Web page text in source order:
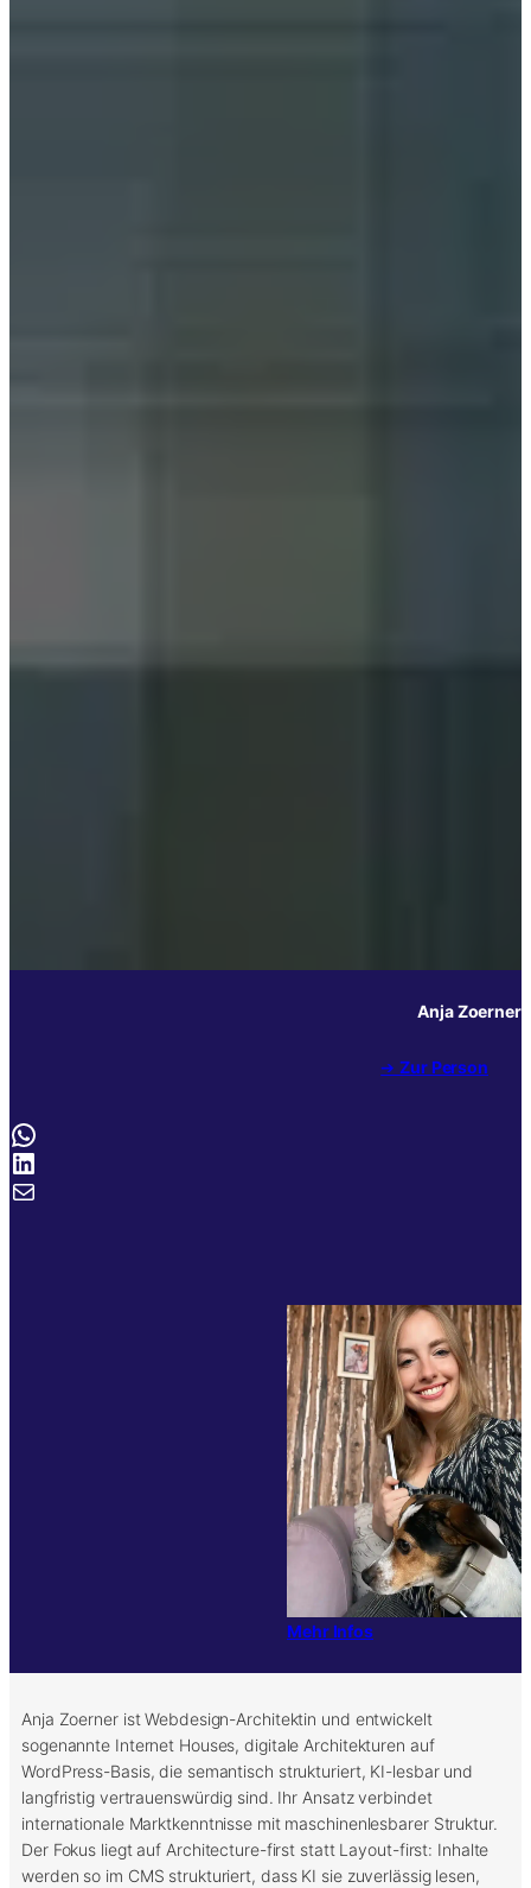
Anja Zoerner
➔ Zur Person
WhatsApp
LinkedIn
E-Mail
Mehr Infos
Anja Zoerner ist Webdesign-Architektin und entwickelt
sogenannte Internet Houses, digitale Architekturen auf
WordPress-Basis, die semantisch strukturiert, KI-lesbar und
langfristig vertrauenswürdig sind. Ihr Ansatz verbindet
internationale Marktkenntnisse mit maschinenlesbarer Struktur.
Der Fokus liegt auf Architecture-first statt Layout-first: Inhalte
werden so im CMS strukturiert, dass KI sie zuverlässig lesen,